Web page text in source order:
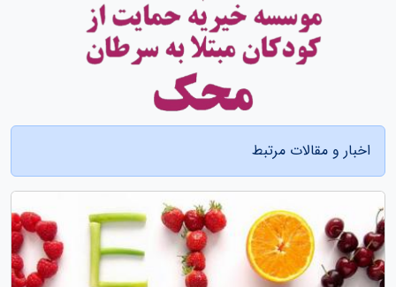
اخبار و مقالات مرتبط